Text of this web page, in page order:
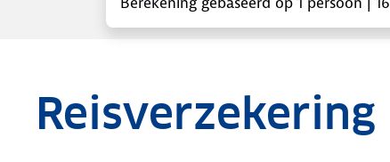
Reisverzekering